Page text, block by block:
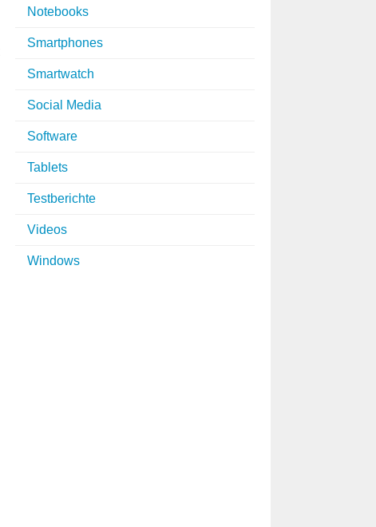
Notebooks
Smartphones
Smartwatch
Social Media
Software
Tablets
Testberichte
Videos
Windows